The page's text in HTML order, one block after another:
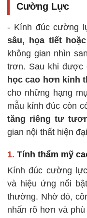
Cường Lực
- Kính đúc cường
sâu, họa tiết
không gian nhìn
trơn. Sau khi
học cao hơn kính
cho những hạng
mẫu kính đúc còn
tăng riêng tư
gian nội thất hiện
1. Tính thẩm mỹ
Kính đúc cường
và hiệu ứng nổi
thường. Nhờ đó,
nhấn rõ hơn và